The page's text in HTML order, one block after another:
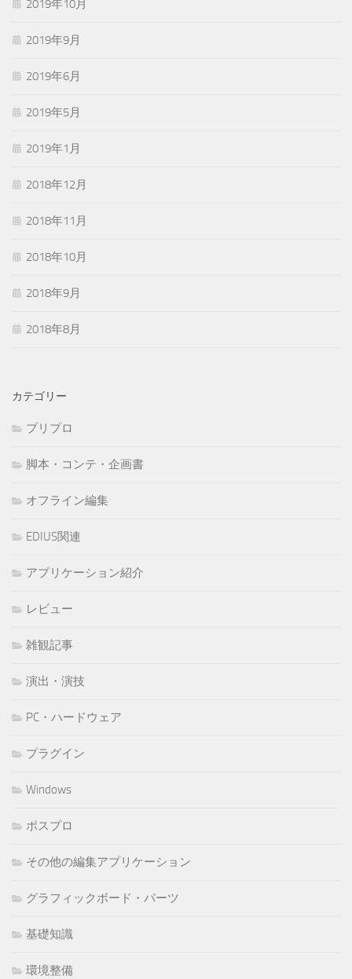
2019年10月
2019年9月
2019年6月
2019年5月
2019年1月
2018年12月
2018年11月
2018年10月
2018年9月
2018年8月
カテゴリー
プリプロ
脚本・コンテ・企画書
オフライン編集
EDIUS関連
アプリケーション紹介
レビュー
雑観記事
演出・演技
PC・ハードウェア
プラグイン
Windows
ポスプロ
その他の編集アプリケーション
グラフィックボード・パーツ
基礎知識
環境整備